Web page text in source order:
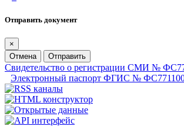
Отправить документ
×
Отмена
Отправить
Свидетельство о регистрации СМИ №
Электронный паспорт ФГИС №